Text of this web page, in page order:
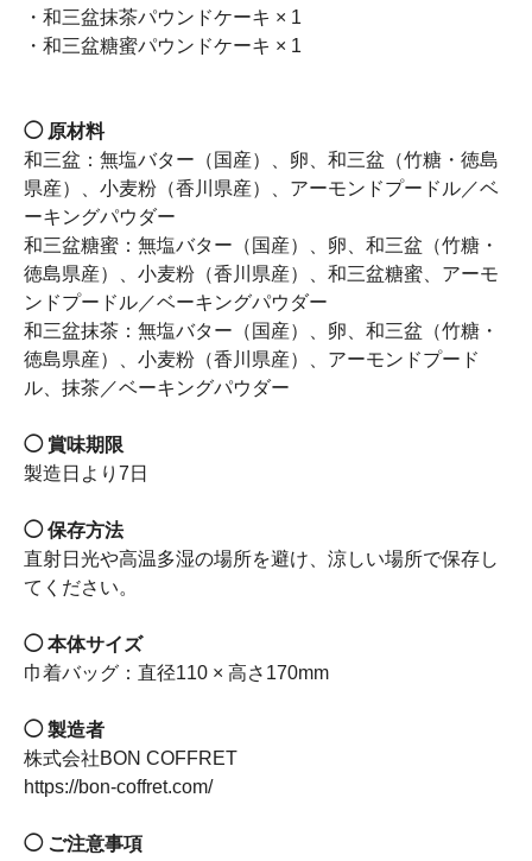
・和三盆抹茶パウンドケーキ × 1
・和三盆糖蜜パウンドケーキ × 1
◯ 原材料
和三盆：無塩バター（国産）、卵、和三盆（竹糖・徳島
県産）、小麦粉（香川県産）、アーモンドプードル／ベ
ーキングパウダー
和三盆糖蜜：無塩バター（国産）、卵、和三盆（竹糖・
徳島県産）、小麦粉（香川県産）、和三盆糖蜜、アーモ
ンドプードル／ベーキングパウダー
和三盆抹茶：無塩バター（国産）、卵、和三盆（竹糖・
徳島県産）、小麦粉（香川県産）、アーモンドプード
ル、抹茶／ベーキングパウダー
◯ 賞味期限
製造日より7日
◯ 保存方法
直射日光や高温多湿の場所を避け、涼しい場所で保存し
てください。
◯ 本体サイズ
巾着バッグ：直径110 × 高さ170mm
◯ 製造者
株式会社BON COFFRET
https://bon-coffret.com/
◯ ご注意事項